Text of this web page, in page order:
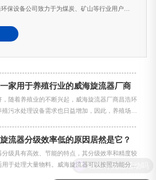
保设备公司致力于为煤炭、矿山等行业用户提
家用于养殖行业的威海旋流器厂商
，随着养殖业的不断兴起，威海旋流器厂商昌浩环
殖污水处理设备需求也日益增加，因此，养殖场必
流器分级效率低的原因居然是它？
分级具有高效、节能的特点，其分级效率和精度较
用于处理大量物料。威海旋流器可以按照功能分为
现在有优惠活动吗